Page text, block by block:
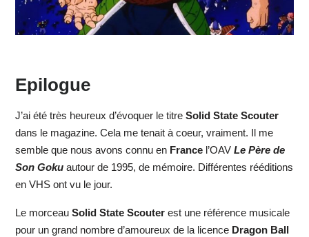
Epilogue
J’ai été très heureux d’évoquer le titre Solid State Scouter
dans le magazine. Cela me tenait à coeur, vraiment. Il me
semble que nous avons connu en Francel’OAV Le Père de
Son Gokuautour de 1995, de mémoire. Différentes rééditions
en VHS ont vu le jour.
Le morceau Solid State Scouterest une référence musicale
pour un grand nombre d’amoureux de la licence Dragon Ball